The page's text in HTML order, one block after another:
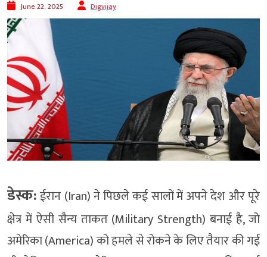
June 22, 2025 Digvijay
डेस्क:ईरान (Iran) ने पिछले कई सालों में अपने देश और पूरे
क्षेत्र में ऐसी सैन्य ताकत (Military Strength) बनाई है, जो
अमेरिका (America) को हमले से रोकने के लिए तैयार की गई